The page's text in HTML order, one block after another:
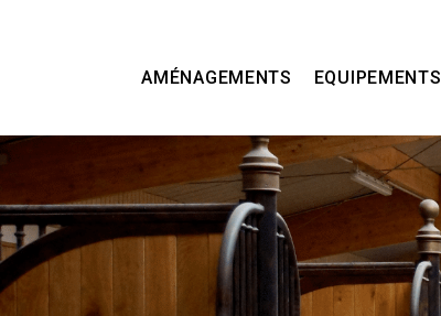
AMÉNAGEMENTS EQUIPEMENTS